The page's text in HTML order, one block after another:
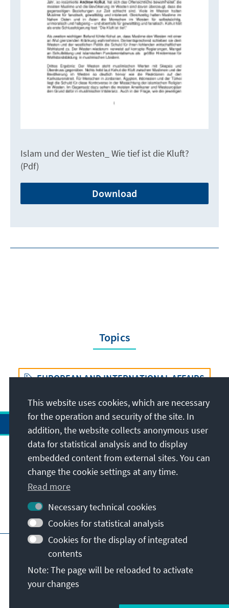
Islam und der Westen_ Wie tief ist die Kluft?
(Pdf)
Download
Topics
EUROPEAN AND INTERNATIONAL AFFAIRS
Address
Contact
Visit also
Main page of KAS Imprint
Data protection
Terms of use
Report an accessibility issue
© Konrad-Adenauer-Stiftung e.V. 2026
This website uses cookies, which are necessary
for the operation and security of the site. In
addition, the website collects anonymous user
data for statistical analysis and to display
embedded content from external sites. You can
change the cookie settings at any time.
Read more
Necessary technical cookies
Cookies for statistical analysis
Cookies for the display of integrated
contents
Note: The page will be reloaded to activate
your changes